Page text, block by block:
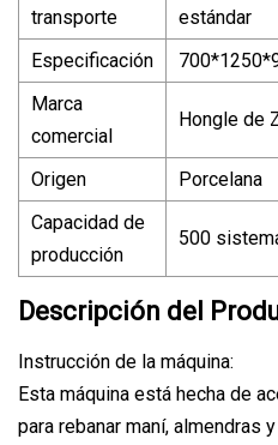
transporte
estándar
Especificación
Marca
comercial
Hongle de
Origen
Porcelana
Capacidad de
producción
500
Descripción del
Instrucción de la máquina:
Esta máquina está hecha de
para rebanar maní, almendras